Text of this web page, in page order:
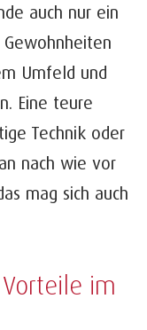
auch nur ein
Umfeld und
Eine teure
Technik oder
nach wie vor
mag sich auch
im